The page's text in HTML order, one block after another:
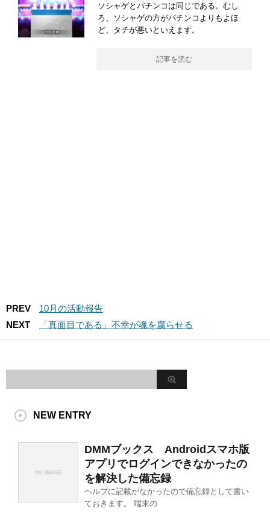
ソシャゲとパチンコは同じである。むし
ろ、ソシャゲの方がパチンコよりもよほ
ど、タチが悪いといえます。
記事を読む
PREV
10月の活動報告
NEXT
「真面目である」不幸が魂を腐らせる
NEW ENTRY
DMMブックス Androidスマホ版
アプリでログインできなかったの
を解決した備忘録
ヘルプに記載がなかったので備忘録として書い
ておきます。 端末の